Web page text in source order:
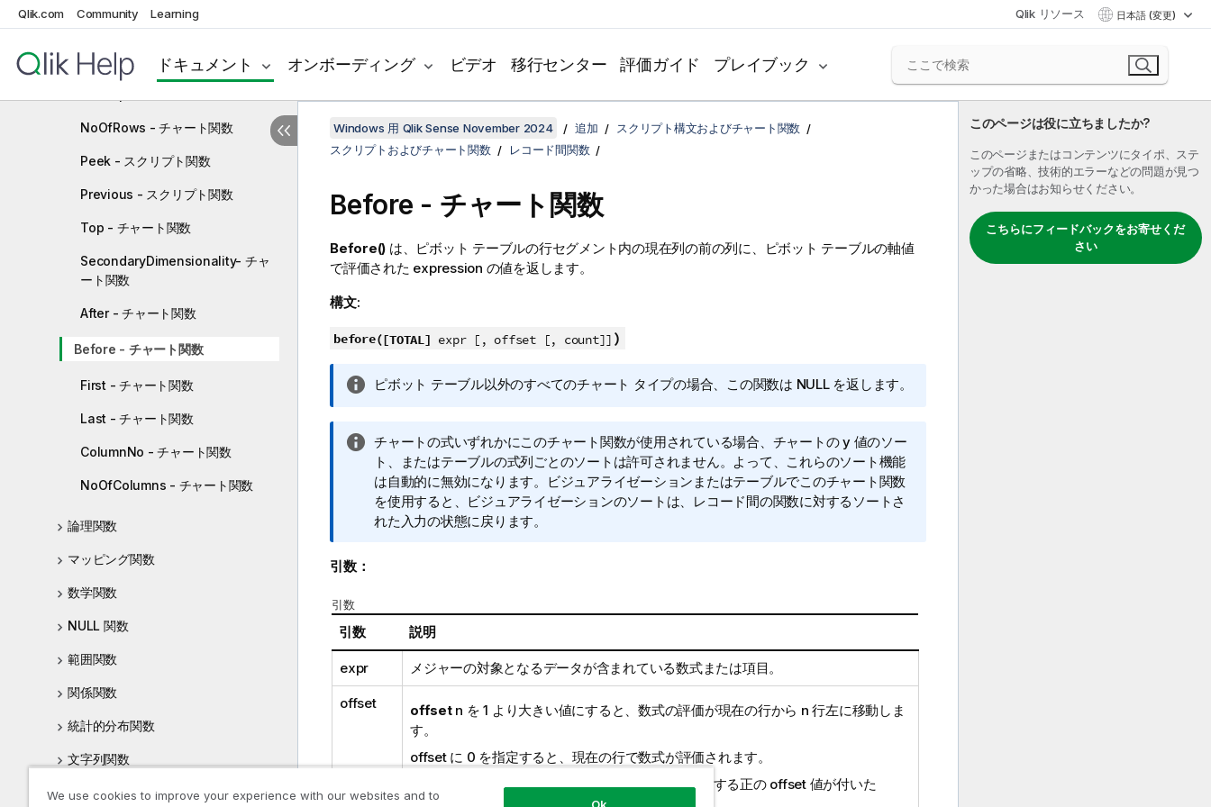
Qlik.com Community Learning Qlik リソース 日本語 (変更)
ドキュメント オンボーディング ビデオ 移行センター 評価ガイド プレイブック
ャート関数
よびチャート関数
NoOfRows - チャート関数
Peek - スクリプト関数
Previous - スクリプト関数
Top - チャート関数
SecondaryDimensionality- チャ
ート関数
After - チャート関数
Before - チャート関数
First - チャート関数
Last - チャート関数
ColumnNo - チャート関数
NoOfColumns - チャート関数
論理関数
マッピング関数
数学関数
NULL 関数
範囲関数
関係関数
統計的分布関数
文字列関数
システム関数
このページは役に立ちましたか?
このページまたはコンテンツにタイポ、ステ
ップの省略、技術的エラーなどの問題が見つ
かった場合はお知らせください。
こちらにフィードバックをお寄せくだ
さい
Windows 用 Qlik Sense November 2024 追加
スクリプト構文およびチャート関数
スクリプトおよびチャート関数
レコード間関数
Before - チャート関数
Before() は、ピボット テーブルの行セグメント内の現在列の前の列に、ピボット テーブルの軸値
で評価された expression の値を返します。
構文:
before([TOTAL] expr [, offset [, count]] )
情
モ
ピボット テーブル以外のすべてのチャート タイプの場合、この関数は NULLを返します。
情
報
メ
モ
チャートの式いずれかにこのチャート関数が使用されている場合、チャートの y 値のソー
ト、またはテーブルの式列ごとのソートは許可されません。よって、これらのソート機能
は自動的に無効になります。ビジュアライゼーションまたはテーブルでこのチャート関数
を使用すると、ビジュアライゼーションのソートは、レコード間の関数に対するソートさ
れた入力の状態に戻ります。
引数：
引数
引数 説明
expr メジャーの対象となるデータが含まれている数式または項目。
offset offset n を 1 より大きい値にすると、数式の評価が現在の行から n 行左に移動しま
す。
offset に 0 を指定すると、現在の行で数式が評価されます。
offset が負の値である場合、Before関数は、相応する正の offset 値が付いた
We use cookies to improve your experience with our websites and to